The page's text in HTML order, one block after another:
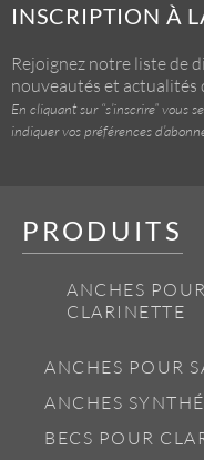
INSCRIPTION À
Rejoignez notre liste de
nouveautés et actualités
En cliquant sur “s’inscrire” vous
indiquer vos préférences
PRODUITS
ANCHES POUR
CLARINETTE
ANCHES POUR
ANCHES
BECS POUR